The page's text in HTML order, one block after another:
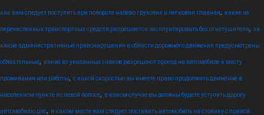
как вам следует поступить при повороте налево грузовик и легковая главная, какие из
перечисленных транспортных средств разрешается эксплуатировать без огнетушителя, за
какие административные правонарушения в области дорожного движения предусмотрены
обязательные, какие из указанных знаков разрешают проезд на автомобиле к месту
проживания или работы, с какой скоростью вы имеете право продолжить движение в
населенном пункте по левой полосе, в каком случае вы должны будете уступить дорогу
автомобилю дпс, в каком месте вам следует поставить автомобиль на стоянку с правой